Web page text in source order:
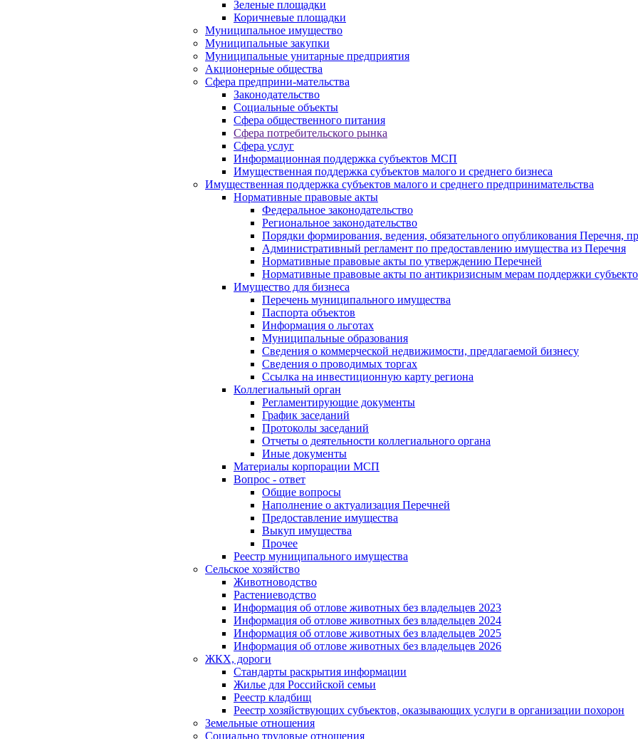
Зеленые площадки
Коричневые площадки
Муниципальное имущество
Муниципальные закупки
Муниципальные унитарные предприятия
Акционерные общества
Сфера предприни-мательства
Законодательство
Социальные объекты
Сфера общественного питания
Сфера потребительского рынка
Сфера услуг
Информационная поддержка субъектов МСП
Имущественная поддержка субъектов малого и среднего бизнеса
Имущественная поддержка субъектов малого и среднего предпринимательства
Нормативные правовые акты
Федеральное законодательство
Региональное законодательство
Порядки формирования, ведения, обязательного опубликования Перечня,
Административный регламент по предоставлению имущества из Перечня
Нормативные правовые акты по утверждению Перечней
Нормативные правовые акты по антикризисным мерам поддержки
Имущество для бизнеса
Перечень муниципального имущества
Паспорта объектов
Информация о льготах
Муниципальные образования
Сведения о коммерческой недвижимости, предлагаемой бизнесу
Сведения о проводимых торгах
Ссылка на инвестиционную карту региона
Коллегиальный орган
Регламентирующие документы
График заседаний
Протоколы заседаний
Отчеты о деятельности коллегиального органа
Иные документы
Материалы корпорации МСП
Вопрос - ответ
Общие вопросы
Наполнение о актуализация Перечней
Предоставление имущества
Выкуп имущества
Прочее
Реестр муниципального имущества
Сельское хозяйство
Животноводство
Растениеводство
Информация об отлове животных без владельцев 2023
Информация об отлове животных без владельцев 2024
Информация об отлове животных без владельцев 2025
Информация об отлове животных без владельцев 2026
ЖКХ, дороги
Стандарты раскрытия информации
Жилье для Российской семьи
Реестр кладбищ
Реестр хозяйствующих субъектов, оказывающих услуги в организации похорон
Земельные отношения
Социально трудовые отношения